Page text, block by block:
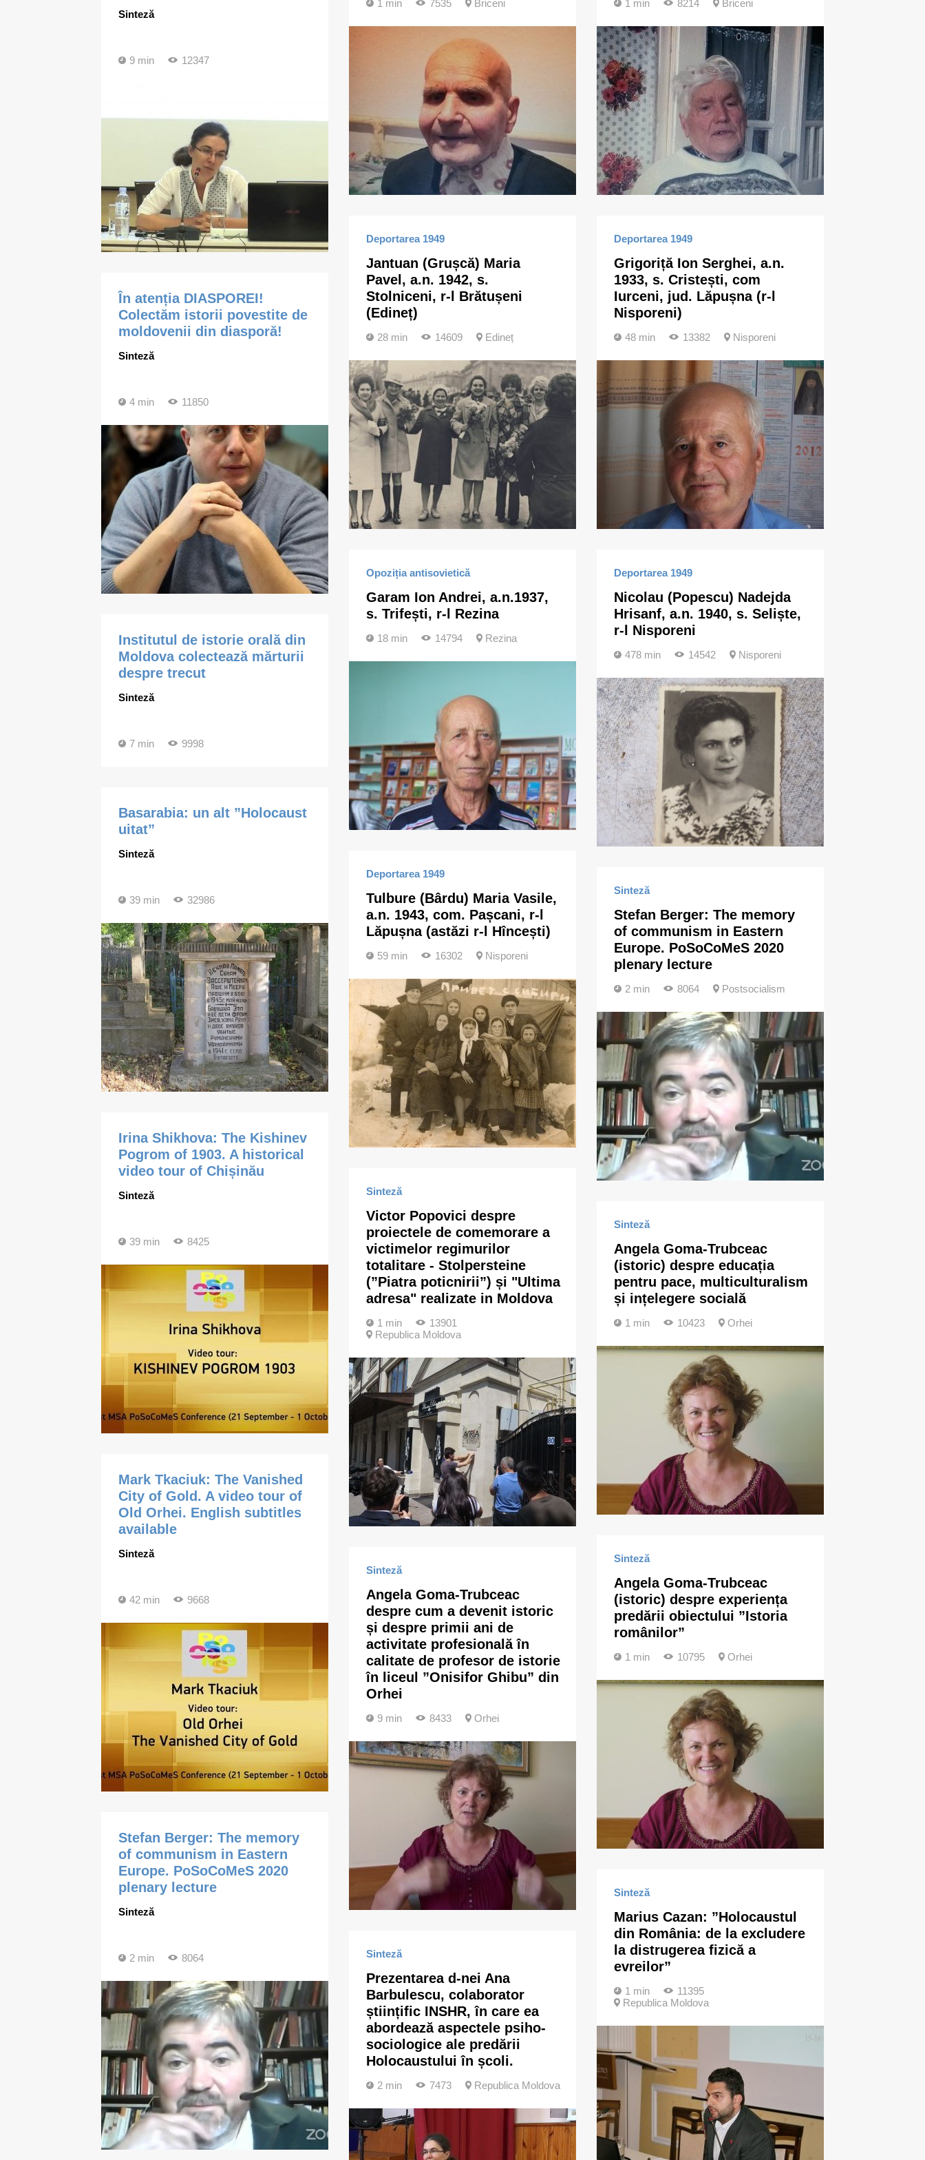
Sinteză
9 min 12347
În atenția DIASPOREI!
Colectăm istorii povestite de
moldovenii din diasporă!
Sinteză
4 min 11850
Institutul de istorie orală din
Moldova colectează mărturii
despre trecut
Sinteză
7 min 9998
Basarabia: un alt ”Holocaust
uitat”
Sinteză
39 min 32986
Irina Shikhova: The Kishinev
Pogrom of 1903. A historical
video tour of Chișinău
Sinteză
39 min 8425
Mark Tkaciuk: The Vanished
City of Gold. A video tour of
Old Orhei. English subtitles
available
Sinteză
42 min 9668
Stefan Berger: The memory
of communism in Eastern
Europe. PoSoCoMeS 2020
plenary lecture
Sinteză
2 min 8064
1 min 7535 Briceni 1 min 8214 Briceni
Deportarea 1949
Jantuan (Grușcă) Maria
Pavel, a.n. 1942, s.
Stolniceni, r-l Brătușeni
(Edineț)
28 min 14609 Edineț
Deportarea 1949
Grigoriță Ion Serghei, a.n.
1933, s. Cristești, com
Iurceni, jud. Lăpușna (r-l
Nisporeni)
48 min 13382 Nisporeni
Opoziția antisovietică
Garam Ion Andrei, a.n.1937,
s. Trifești, r-l Rezina
18 min 14794 Rezina
Deportarea 1949
Nicolau (Popescu) Nadejda
Hrisanf, a.n. 1940, s. Seliște,
r-l Nisporeni
478 min 14542 Nisporeni
Deportarea 1949
Tulbure (Bârdu) Maria Vasile,
a.n. 1943, com. Pașcani, r-l
Lăpușna (astăzi r-l Hîncești)
59 min 16302 Nisporeni
Sinteză
Stefan Berger: The memory
of communism in Eastern
Europe. PoSoCoMeS 2020
plenary lecture
2 min 8064 Postsocialism
Sinteză
Victor Popovici despre
proiectele de comemorare a
victimelor regimurilor
totalitare - Stolpersteine
(”Piatra poticnirii”) și "Ultima
adresa" realizate in Moldova
1 min
13901
Republica Moldova
Sinteză
Angela Goma-Trubceac
(istoric) despre educația
pentru pace, multiculturalism
și ințelegere socială
1 min 10423 Orhei
Sinteză
Angela Goma-Trubceac
(istoric) despre experiența
predării obiectului ”Istoria
românilor”
1 min 10795 Orhei
Sinteză
Angela Goma-Trubceac
despre cum a devenit istoric
și despre primii ani de
activitate profesională în
calitate de profesor de istorie
în liceul ”Onisifor Ghibu” din
Orhei
9 min 8433 Orhei
Sinteză
Marius Cazan: ”Holocaustul
din România: de la excludere
la distrugerea fizică a
evreilor”
1 min
11395
Republica Moldova
Sinteză
Prezentarea d-nei Ana
Barbulescu, colaborator
științific INSHR, în care ea
abordează aspectele psiho-
sociologice ale predării
Holocaustului în școli.
2 min 7473 Republica Moldova